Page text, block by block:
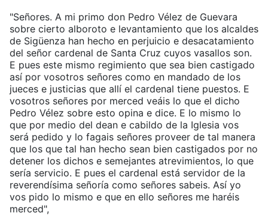
"Señores. A mi primo don Pedro Vélez de Guevara
sobre cierto alboroto e levantamiento que los alcaldes
de Sigüenza han hecho en perjuicio e desacatamiento
del señor cardenal de Santa Cruz cuyos vasallos son.
E pues este mismo regimiento que sea bien castigado
así por vosotros señores como en mandado de los
jueces e justicias que allí el cardenal tiene puestos. E
vosotros señores por merced veáis lo que el dicho
Pedro Vélez sobre esto opina e dice. E lo mismo lo
que por medio del dean e cabildo de la Iglesia vos
será pedido y lo fagais señores proveer de tal manera
que los que tal han hecho sean bien castigados por no
detener los dichos e semejantes atrevimientos, lo que
sería servicio. E pues el cardenal está servidor de la
reverendísima señoría como señores sabeis. Así yo
vos pido lo mismo e que en ello señores me haréis
merced",